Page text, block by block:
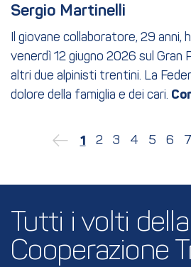
Sergio Martinelli
Il giovane collaboratore, 29 anni,
venerdì 12 giugno 2026 sul Gran
altri due alpinisti trentini. La
dolore della famiglia e dei cari.
1 2 3 4 5 6 7
Tutti i volti della
Cooperazione